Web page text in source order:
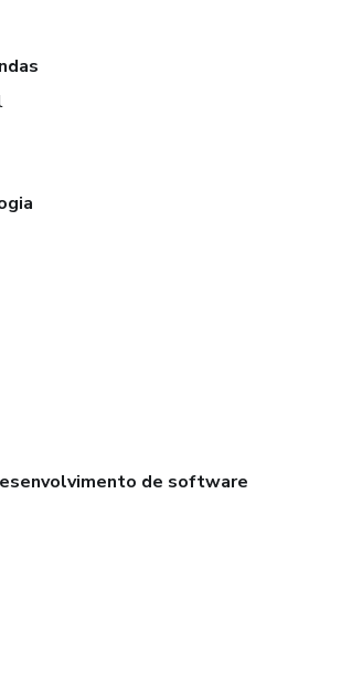
de software